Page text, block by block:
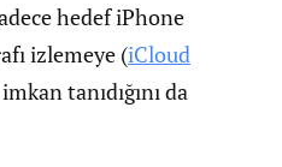
hedef iPhone
izlemeye (iCloud
tanıdığını da